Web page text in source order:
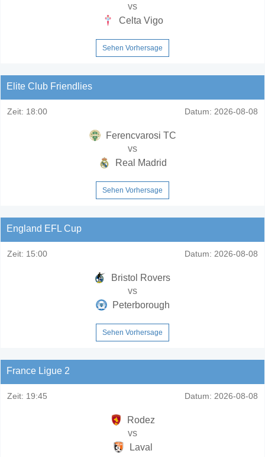
vs
Celta Vigo
Sehen Vorhersage
Elite Club Friendlies
Zeit: 18:00 Datum: 2026-08-08
Ferencvarosi TC
vs
Real Madrid
Sehen Vorhersage
England EFL Cup
Zeit: 15:00 Datum: 2026-08-08
Bristol Rovers
vs
Peterborough
Sehen Vorhersage
France Ligue 2
Zeit: 19:45 Datum: 2026-08-08
Rodez
vs
Laval